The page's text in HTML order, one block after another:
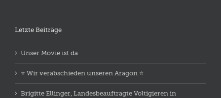
Letzte Beiträge
Unser Movie ist da
⭐️ Wir verabschieden unseren Aragon ⭐️
Brigitte Ellinger, Landesbeauftragte Voltigieren in